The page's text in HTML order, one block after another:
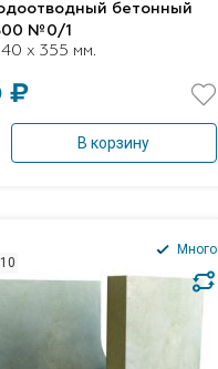
бетонный
№0/1
x 355 мм.
₽
В корзину
Много